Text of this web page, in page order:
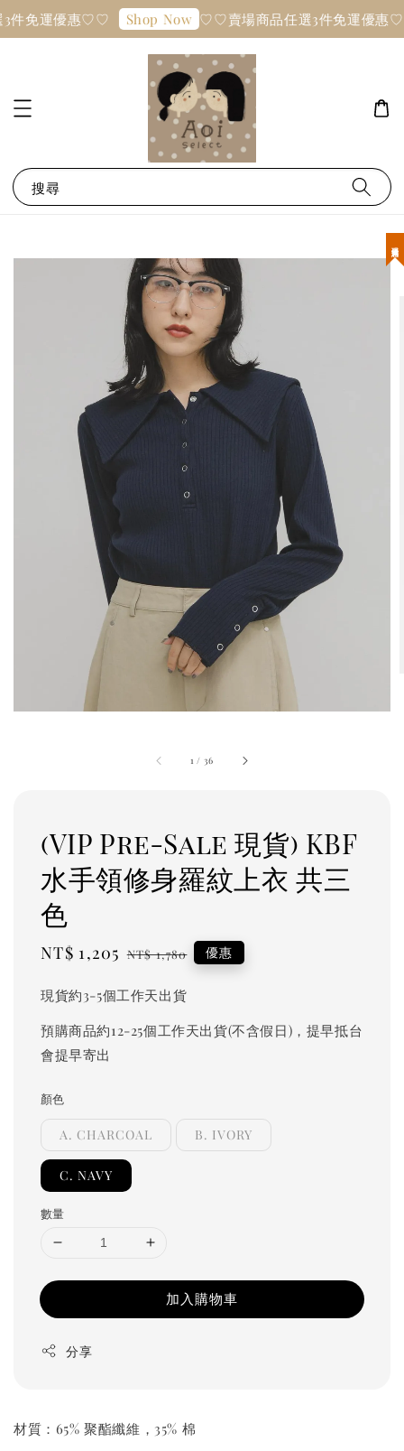
件免運優惠♡♡ Shop Now ♡♡賣場商品任選3件免運優惠
搜尋
1 / 36
(VIP Pre-Sale 現貨) KBF
水手領修身羅紋上衣 共三
色
Sale
NT$ 1,205 Regular
NT$ 1,780 優惠
現貨約3-5個工作天出貨
預購商品約12-25個工作天出貨(不含假日)，提早抵台
會提早寄出
顏色
A. CHARCOAL B. IVORY
C. NAVY
數量
加入購物車
分享
材質：65% 聚酯纖維，35% 棉